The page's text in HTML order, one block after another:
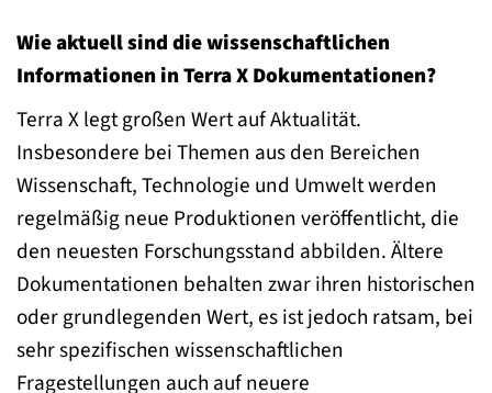
Wie aktuell sind die wissenschaftlichen
Informationen in Terra X Dokumentationen?
Terra X legt großen Wert auf Aktualität.
Insbesondere bei Themen aus den Bereichen
Wissenschaft, Technologie und Umwelt werden
regelmäßig neue Produktionen veröffentlicht, die
den neuesten Forschungsstand abbilden. Ältere
Dokumentationen behalten zwar ihren historischen
oder grundlegenden Wert, es ist jedoch ratsam, bei
sehr spezifischen wissenschaftlichen
Fragestellungen auch auf neuere